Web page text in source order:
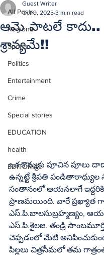
All Posts
Regional
Sports
Politics
Entertainment
Crime
Special stories
EDUCATION
health
EDITORIAL
ఆమె పాటలే
శ్రావ్యమే!!
Guest Writer
Oct 9, 2025 3 min read
ఒక కొమ్మకు పూచిన పూలు
ఉన్నట్టే శ్రీపతి
సంతానంలో ఆయనలాగే
ప్రాణమయింది. వారే ప్రఖ్యాత
ఎస్‌.పి.బాలసుబ్రహ్మణ్యం, ఆయన చెల్లెలు
ఎస్‌.పి.శైలజ. తండ్రి సాంబమూర్తి హరికథ
చెప్పడంలో మేటి
పిల్లలు చిత్రసీమలో తమ